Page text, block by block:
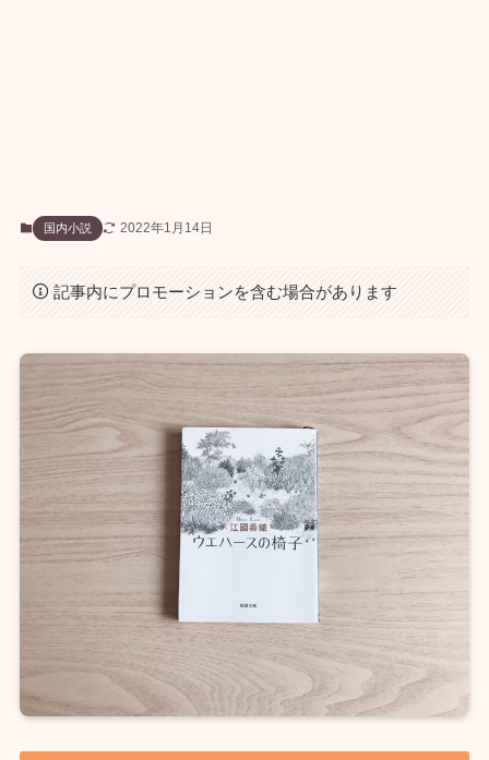
国内小説 2022年1月14日
記事内にプロモーションを含む場合があります